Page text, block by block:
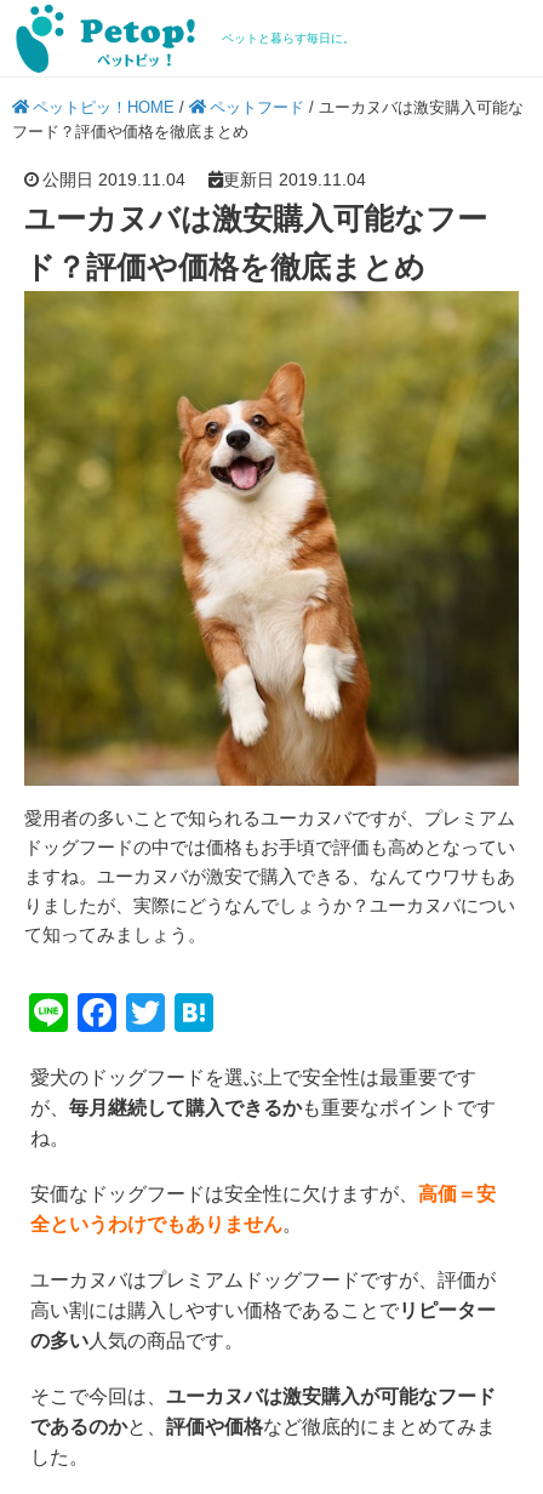
ペットと暮らす毎日に。
ペットピッ！HOME / ペットフード / ユーカヌバは激安購入可能な
フード？評価や価格を徹底まとめ
公開日 2019.11.04 更新日 2019.11.04
ユーカヌバは激安購入可能なフー
ド？評価や価格を徹底まとめ
愛用者の多いことで知られるユーカヌバですが、プレミアム
ドッグフードの中では価格もお手頃で評価も高めとなってい
ますね。ユーカヌバが激安で購入できる、なんてウワサもあ
りましたが、実際にどうなんでしょうか？ユーカヌバについ
て知ってみましょう。
Li
e
F
c
e
o
o
k
T
tt
er
e
n
愛犬のドッグフードを選ぶ上で安全性は最重要です
が、 毎月継続して購入できるかも重要なポイントです
ね。
安価なドッグフードは安全性に欠けますが、 高価＝安
全というわけでもありません。
ユーカヌバはプレミアムドッグフードですが、評価が
高い割には購入しやすい価格であることでリピーター
の多い人気の商品です。
そこで今回は、 ユーカヌバは激安購入が可能なフード
であるのかと、 評価や価格など徹底的にまとめてみま
した。